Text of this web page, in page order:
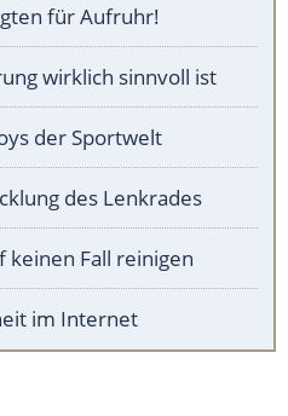
für Aufruhr!
wirklich sinnvoll ist
der Sportwelt
des Lenkrades
keinen Fall reinigen
im Internet